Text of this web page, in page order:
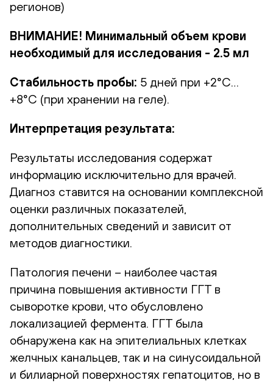
регионов)
ВНИМАНИЕ! Минимальный объем крови
необходимый для исследования - 2.5 мл
Стабильность пробы: 5 дней при +2°С…
+8°С (при хранении на геле).
Интерпретация результата:
Результаты исследования содержат
информацию исключительно для врачей.
Диагноз ставится на основании комплексной
оценки различных показателей,
дополнительных сведений и зависит от
методов диагностики.
Патология печени – наиболее частая
причина повышения активности ГГТ в
сыворотке крови, что обусловлено
локализацией фермента. ГГТ была
обнаружена как на эпителиальных клетках
желчных канальцев, так и на синусоидальной
и билиарной поверхностях гепатоцитов, но в